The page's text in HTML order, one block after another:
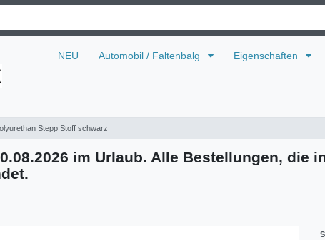
NEU Automobil / Faltenbalg Eigenschaften
Stepp Stoff schwarz
im Urlaub. Alle Bestellungen, die